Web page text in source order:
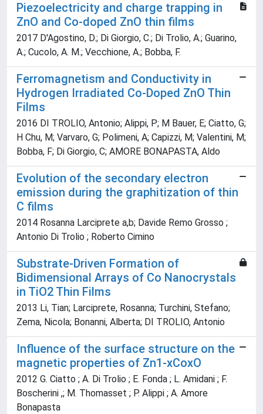
Piezoelectricity and charge trapping in
ZnO and Co-doped ZnO thin films
2017 D'Agostino, D.; Di Giorgio, C.; Di Trolio, A.; Guarino,
A.; Cucolo, A. M.; Vecchione, A.; Bobba, F.
Ferromagnetism and Conductivity in
Hydrogen Irradiated Co-Doped ZnO Thin
Films
2016 DI TROLIO, Antonio; Alippi, P; M Bauer, E; Ciatto, G;
H Chu, M; Varvaro, G; Polimeni, A; Capizzi, M; Valentini, M;
Bobba, F; Di Giorgio, C; AMORE BONAPASTA, Aldo
Evolution of the secondary electron
emission during the graphitization of thin
C films
2014 Rosanna Larciprete a,b; Davide Remo Grosso ;
Antonio Di Trolio ; Roberto Cimino
Substrate-Driven Formation of
Bidimensional Arrays of Co Nanocrystals
in TiO2 Thin Films
2013 Li, Tian; Larciprete, Rosanna; Turchini, Stefano;
Zema, Nicola; Bonanni, Alberta; DI TROLIO, Antonio
Influence of the surface structure on the
magnetic properties of Zn1-xCoxO
2012 G. Ciatto ; A. Di Trolio ; E. Fonda ; L. Amidani ; F.
Boscherini ,; M. Thomasset ; P. Alippi ; A. Amore
Bonapasta